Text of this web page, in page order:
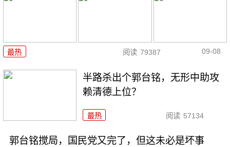
最热 阅读 79387 09-08
半路杀出个郭台铭，无形中助攻
赖清德上位？
最热 阅读 57134
郭台铭搅局，国民党又完了，但这未必是坏事